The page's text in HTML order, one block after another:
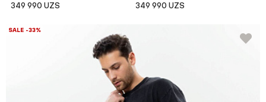
349 990 UZS
349 990 UZS
SALE -33%